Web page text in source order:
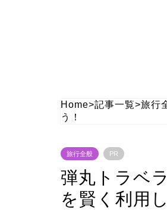
Home>記事一覧>旅行
う！
旅行全般 PR
弾丸トラベ
を賢く利用